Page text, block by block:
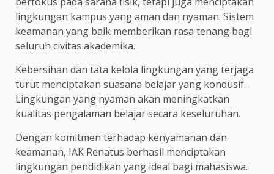
lingkungan kampus yang aman dan nyaman. Sistem
keamanan yang baik memberikan rasa tenang bagi
seluruh civitas akademika.
Kebersihan dan tata kelola lingkungan yang terjaga
turut menciptakan suasana belajar yang kondusif.
Lingkungan yang nyaman akan meningkatkan
kualitas pengalaman belajar secara keseluruhan.
Dengan komitmen terhadap kenyamanan dan
keamanan, IAK Renatus berhasil menciptakan
lingkungan pendidikan yang ideal bagi mahasiswa.